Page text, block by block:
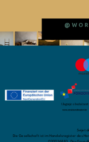
Svijet
Die Gesellschaft ist im Handelsregister des